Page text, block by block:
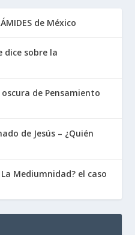
de México
dice sobre la
oscura de Pensamiento
de Jesús – ¿Quién
Mediumnidad? el caso